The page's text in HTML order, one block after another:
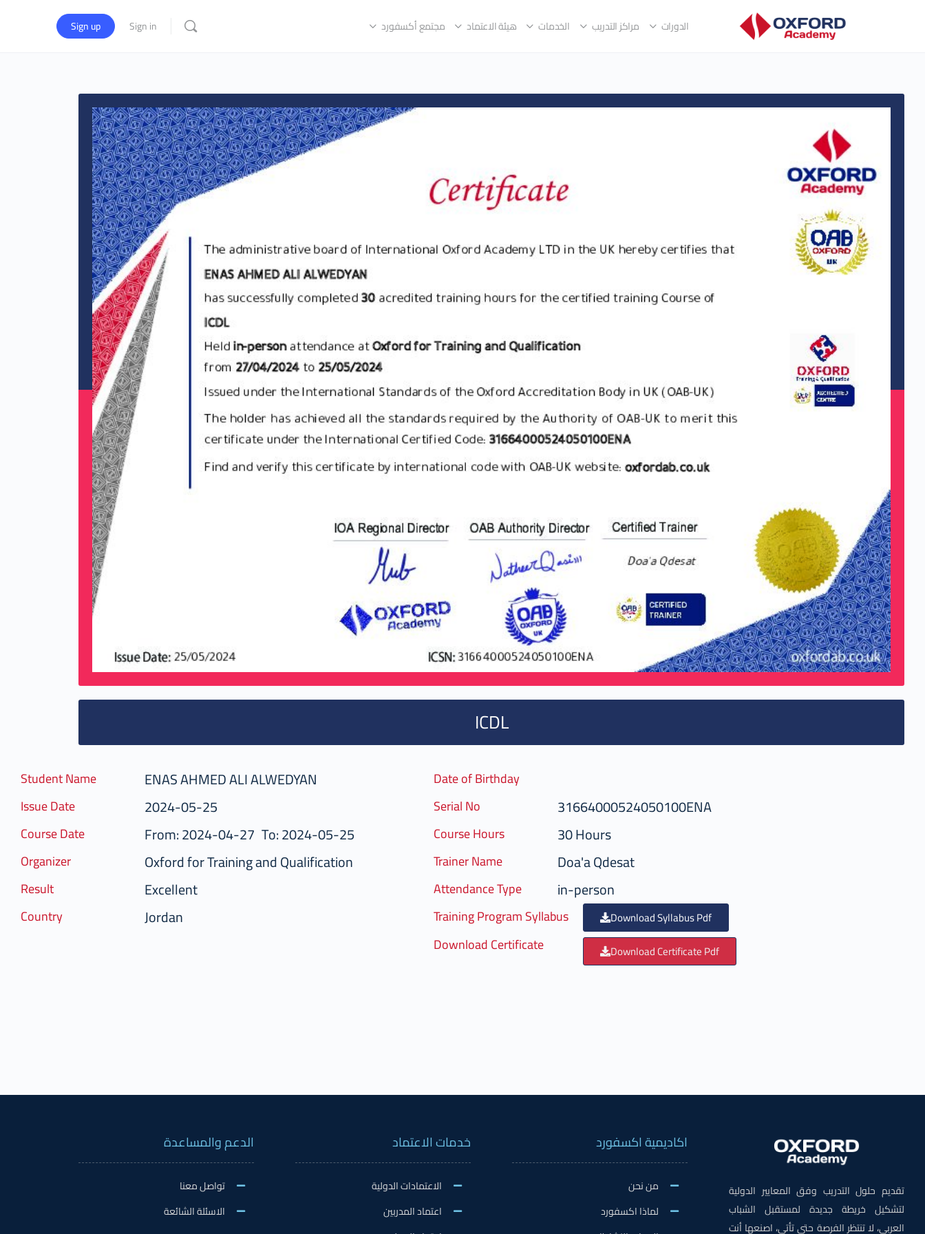
الدورات مراكز التدريب الخدمات هيئة الاعتماد مجتمع أكسفورد Sign in
Sign up
ICDL
Student Name ENAS AHMED ALI ALWEDYAN
Date of Birthday
Issue Date
2024-05-25 Serial No 31664000524050100ENA
Course Date From: 2024-04-27 To: 2024-05-25 Course Hours 30 Hours
Organizer Oxford for Training and Qualification Trainer Name Doa'a Qdesat
Result Excellent Attendance Type in-person
Country Jordan Training Program Syllabus Download Syllabus Pdf
Download Certificate Download Certificate Pdf
تقديم حلول التدريب وفق المعايير الدولية
لتشكيل خريطة جديدة لمستقبل الشباب
العربي، لا تنتظر الفرصة حتى تأتي، اصنعها أنت
اكاديمية اكسفورد
من نحن
لماذا اكسفورد
خدمات الاعتماد
الاعتمادات الدولية
اعتماد المدربين
الدعم والمساعدة
تواصل معنا
الاسئلة الشائعة